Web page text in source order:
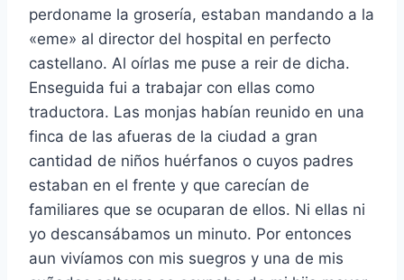
perdoname la grosería, estaban mandando a la
«eme» al director del hospital en perfecto
castellano. Al oírlas me puse a reir de dicha.
Enseguida fui a trabajar con ellas como
traductora. Las monjas habían reunido en una
finca de las afueras de la ciudad a gran
cantidad de niños huérfanos o cuyos padres
estaban en el frente y que carecían de
familiares que se ocuparan de ellos. Ni ellas ni
yo descansábamos un minuto. Por entonces
aun vivíamos con mis suegros y una de mis